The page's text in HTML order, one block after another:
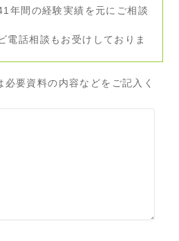
間の経験実績を元にご相談
話相談もお受けしておりま
要資料の内容などをご記入く